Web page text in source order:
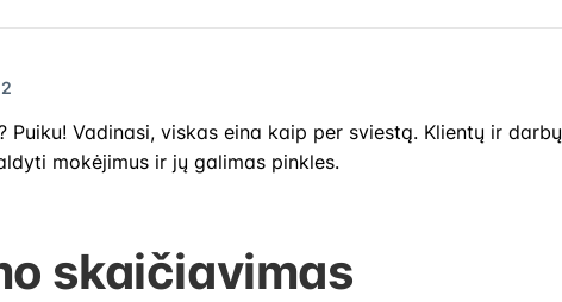
Puiku! Vadinasi, viskas eina kaip per sviestą. Klientų ir darbų
mokėjimus ir jų galimas pinkles.
skaičiavimas